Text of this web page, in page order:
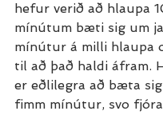
hefur verið að hlaupa
mínútum bæti sig um
mínútur á milli hlaupa
til að það haldi áfram.
er eðlilegra að bæta
fimm mínútur, svo